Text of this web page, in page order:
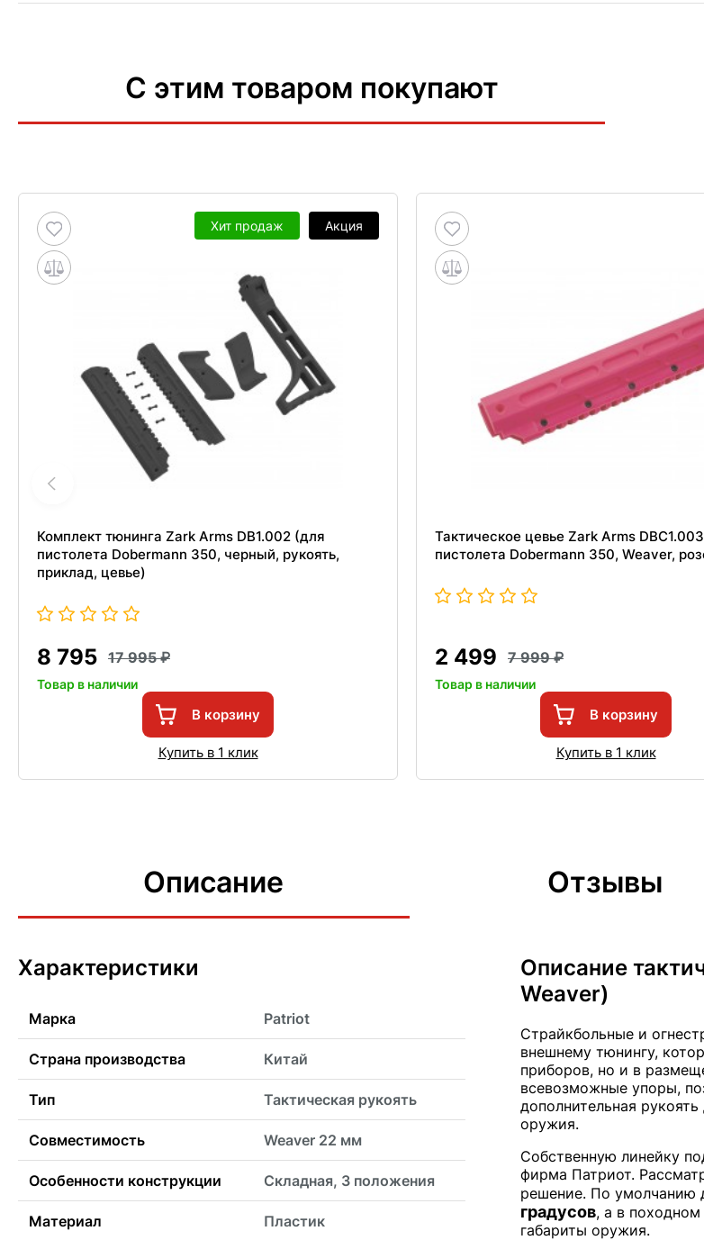
С этим товаром покупают
Хит продаж Акция
Комплект тюнинга Zark Arms DB1.002 (для
пистолета Dobermann 350, черный, рукоять,
приклад, цевье)
8 795 17 995
Товар в наличии
В корзину
Купить в 1 клик
Тактическое цевье Zark Arms
пистолета Dobermann 350, Weaver,
2 499 7 999
Товар в наличии
В корзину
Купить в 1 клик
Описание Отзывы
Характеристики
Марка Patriot
Страна производства Китай
Тип Тактическая рукоять
Совместимость Weaver 22 мм
Особенности конструкции Складная, 3 положения
Материал Пластик
Описание
Weaver)
Страйкбольные и
внешнему тюнингу,
приборов, но и в
всевозможные упоры,
дополнительная
оружия.
Собственную линейку
фирма Патриот.
решение. По умолчанию
градусов, а в
габариты оружия.